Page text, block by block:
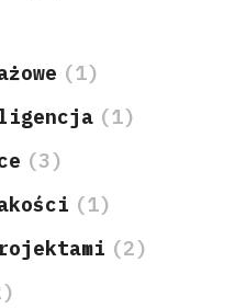
(1)
(1)
(3)
(1)
(2)